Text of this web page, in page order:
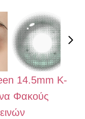
14.5mm K-
Φακούς